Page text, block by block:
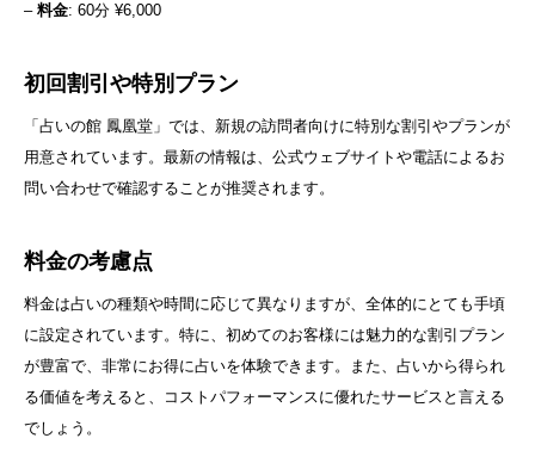
– 料金: 60分 ¥6,000
初回割引や特別プラン
「占いの館 鳳凰堂」では、新規の訪問者向けに特別な割引やプランが
用意されています。最新の情報は、公式ウェブサイトや電話によるお
問い合わせで確認することが推奨されます。
料金の考慮点
料金は占いの種類や時間に応じて異なりますが、全体的にとても手頃
に設定されています。特に、初めてのお客様には魅力的な割引プラン
が豊富で、非常にお得に占いを体験できます。また、占いから得られ
る価値を考えると、コストパフォーマンスに優れたサービスと言える
でしょう。